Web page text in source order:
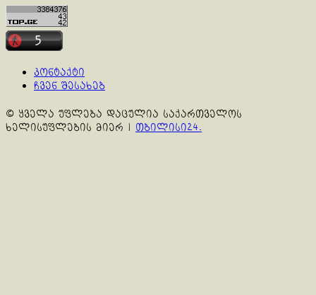
კონტაქტი
ჩვენ შესახებ
© ყველა უფლება დაცულია საქართველოს
ხელისუფლების მიერ | თბილისი24.